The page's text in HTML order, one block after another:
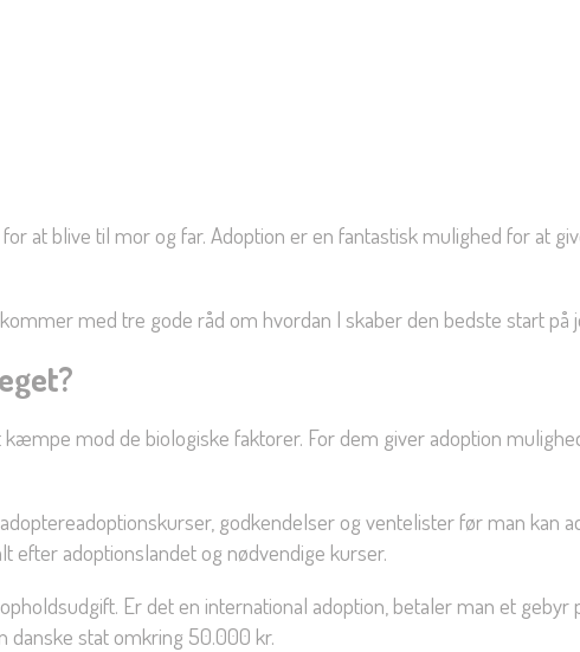
at blive til mor og far. Adoption er en fantastisk mulighed for at
med tre gode råd om hvordan I skaber den bedste start på
mod de biologiske faktorer. For dem giver adoption
godkendelser og ventelister før man kan
efter adoptionslandet og nødvendige kurser.
Er det en international adoption, betaler man et
danske stat omkring 50.000 kr.